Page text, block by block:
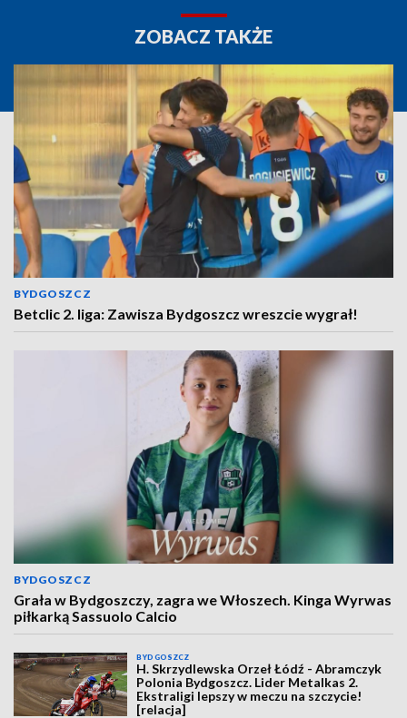
ZOBACZ TAKŻE
BYDGOSZCZ
Betclic 2. liga: Zawisza Bydgoszcz wreszcie wygrał!
BYDGOSZCZ
Grała w Bydgoszczy, zagra we Włoszech. Kinga Wyrwas
piłkarką Sassuolo Calcio
BYDGOSZCZ
H. Skrzydlewska Orzeł Łódź - Abramczyk
Polonia Bydgoszcz. Lider Metalkas 2.
Ekstraligi lepszy w meczu na szczycie!
[relacja]